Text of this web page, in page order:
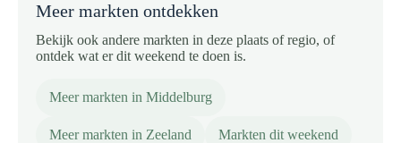
Meer markten ontdekken
Bekijk ook andere markten in deze plaats of regio, of
ontdek wat er dit weekend te doen is.
Meer markten in Middelburg
Meer markten in Zeeland Markten dit weekend